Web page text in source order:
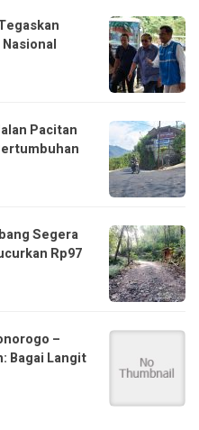
Pacitan
Segera
Rp97
–
Bagai Langit